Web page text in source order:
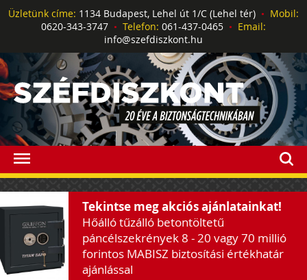
Üzletünk címe: 1134 Budapest, Lehel út 1/C (Lehel tér) • Mobil:
0620-343-3747 • Telefon: 061-437-0465 • Email:
info@szefdiszkont.hu
Tekintse meg akciós ajánlatainkat!
Hőálló tűzálló betontöltetű
páncélszekrények 8 - 20 vagy 70 millió
forintos MABISZ biztosítási értékhatár
ajánlással